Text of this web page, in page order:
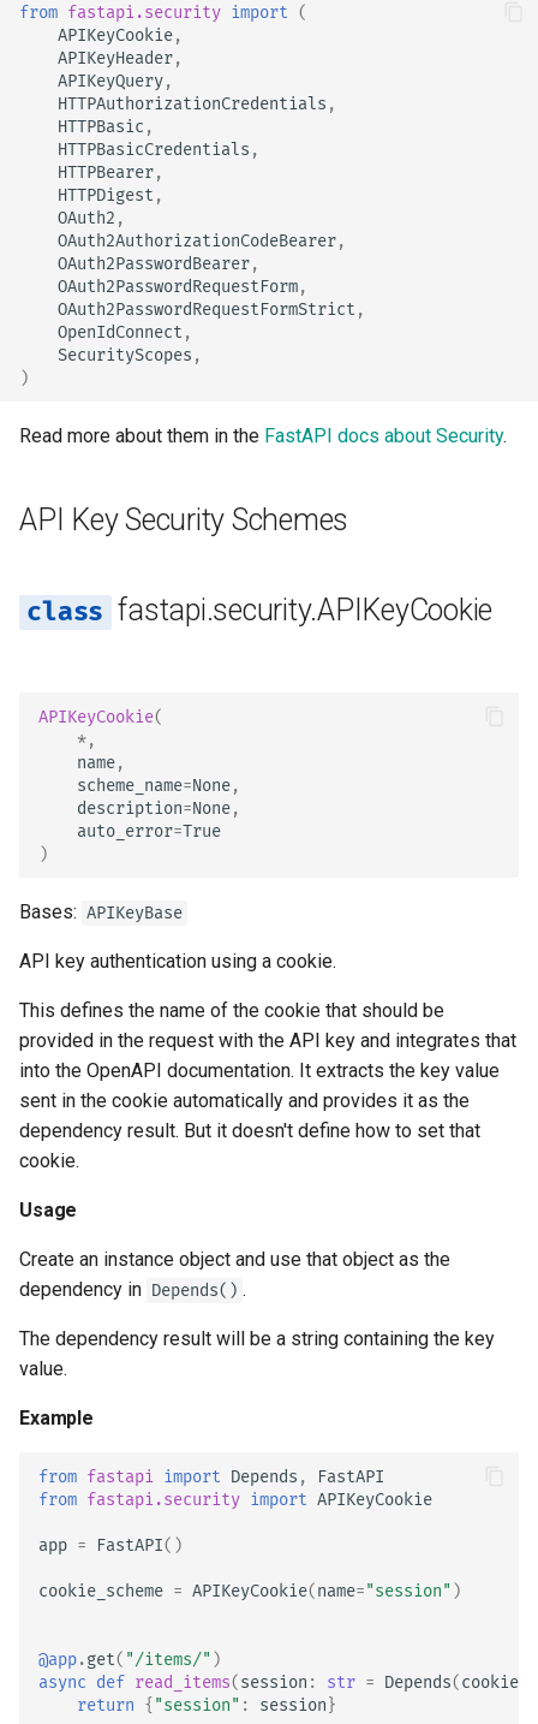
쿠키 매개변수
응답 상태 코드
파일 요청
의존성
보안
미들웨어
일
백그라운드 작업
정적 파일
Dataclasses 사용하기
하위 애플리케이션 - 마운
프록시 뒤에서 실행하기
WebSocket 테스트하기
이벤트 테스트: 라이프스
시작 - 종료
WSGI 포함하기 - Flask,
Django 등
SDK 생성하기
사용하기
Usage
Example
model
scheme_name
auto_error
make_not_authenticated_err
check_api_key
Example
scheme_name
auto_error
or
check_api_key
HTTP Authentication Schemes
HTTPBasic
Usage
Example
model
make_authenticate_headers
HTTPBearer
from fastapi.security import (
APIKeyCookie,
APIKeyHeader,
APIKeyQuery,
HTTPAuthorizationCredentials ,
HTTPBasic ,
HTTPBasicCredentials ,
HTTPBearer,
HTTPDigest ,
OAuth2 ,
OAuth2AuthorizationCodeBearer,
OAuth2PasswordBearer,
OAuth2PasswordRequestForm,
OAuth2PasswordRequestFormStrict ,
OpenIdConnect ,
SecurityScopes ,
)
Read more about them in the FastAPI docs about Security.
API Key Security Schemes
fastapi.security.APIKeyCookie
APIKeyCookie(
*,
name,
scheme_name=None,
description=None,
auto_error=True
)
Bases: APIKeyBase
API key authentication using a cookie.
This defines the name of the cookie that should be
provided in the request with the API key and integrates that
into the OpenAPI documentation. It extracts the key value
sent in the cookie automatically and provides it as the
dependency result. But it doesn't define how to set that
cookie.
Usage
Create an instance object and use that object as the
dependency in Depends() .
The dependency result will be a string containing the key
value.
Example
from fastapi import Depends ,
FastAPI
from fastapi.security import APIKeyCookie
app = FastAPI()
cookie_scheme = APIKeyCookie(name="session" )
@app.get( "/items/" )
async def read_items(session : str = Depends(
return { "session" : session }